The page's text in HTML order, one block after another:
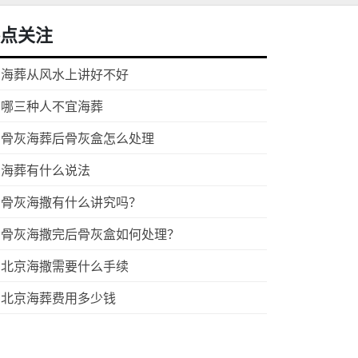
关注
海葬从风水上讲好不好
哪三种人不宜海葬
骨灰海葬后骨灰盒怎么处理
海葬有什么说法
骨灰海撒有什么讲究吗？
骨灰海撒完后骨灰盒如何处理？
北京海撒需要什么手续
北京海葬费用多少钱